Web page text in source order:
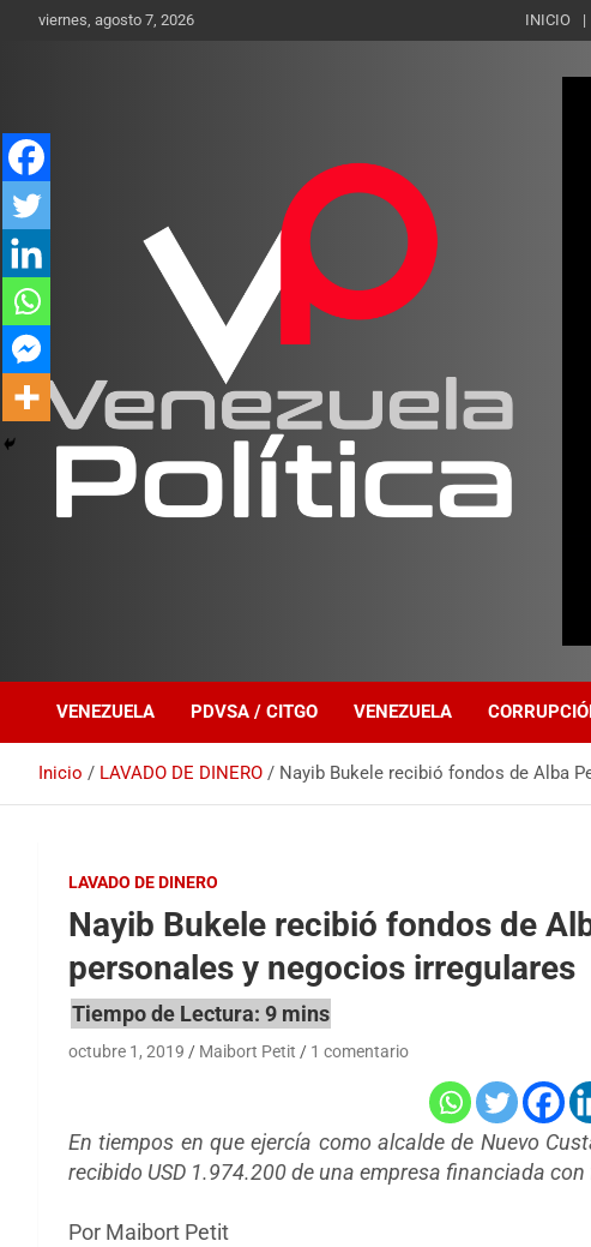
viernes, agosto 7, 2026 INICIO
VENEZUELA PDVSA / CITGO VENEZUELA
Inicio LAVADO DE DINERO Nayib Bukele recibió fondos de Alba
LAVADO DE DINERO
Nayib Bukele recibió fondos de
personales y negocios irregulares
octubre 1, 2019 Maibort Petit 1 comentario
En tiempos en que ejercía como alcalde de Nuevo
recibido USD 1.974.200 de una empresa financiada
Por Maibort Petit